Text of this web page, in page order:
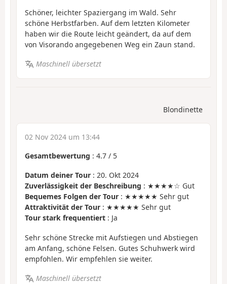
Schöner, leichter Spaziergang im Wald. Sehr
schöne Herbstfarben. Auf dem letzten Kilometer
haben wir die Route leicht geändert, da auf dem
von Visorando angegebenen Weg ein Zaun stand.
Maschinell übersetzt
Blondinette
02 Nov 2024 um 13:44
Gesamtbewertung : 4.7 / 5
Datum deiner Tour : 20. Okt 2024
Zuverlässigkeit der Beschreibung : ★★★★☆ Gut
Bequemes Folgen der Tour : ★★★★★ Sehr gut
Attraktivität der Tour : ★★★★★ Sehr gut
Tour stark frequentiert : Ja
Sehr schöne Strecke mit Aufstiegen und Abstiegen
am Anfang, schöne Felsen. Gutes Schuhwerk wird
empfohlen. Wir empfehlen sie weiter.
Maschinell übersetzt